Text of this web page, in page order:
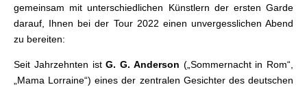
gemeinsam mit unterschiedlichen Künstlern der ersten Garde
darauf, Ihnen bei der Tour 2022 einen unvergesslichen Abend
zu bereiten:
Seit Jahrzehnten istG. G. Anderson („Sommernacht in Rom“,
„Mama Lorraine“) eines der zentralen Gesichter des deutschen